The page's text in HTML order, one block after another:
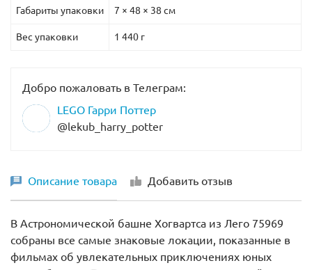
Габариты упаковки 7 × 48 × 38 см
Вес упаковки 1 440 г
Добро пожаловать в Телеграм:
LEGO Гарри Поттер
@lekub_harry_potter
Описание товара Добавить отзыв
В Астрономической башне Хогвартса из Лего 75969
собраны все самые знаковые локации, показанные в
фильмах об увлекательных приключениях юных